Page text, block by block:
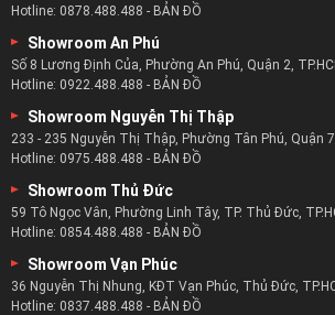
Xem Ngay:Mẫu Sofa Đơn
Xem Ngay:Mẫu Ghế Sofa Cổ Điển
Hotline: 0878.488.488 - BẢN ĐỒ
Showroom An Phú
Số 8 Lương Định Của, Phường An Phú, Quận 2,
Hotline: 0922.488.488 - BẢN ĐỒ
Showroom Nguyễn Thị Thập
233 - 235 Nguyễn Thị Thập, Phường Tân Phú, Quận
Hotline: 0975.488.488 - BẢN ĐỒ
Showroom Thủ Đức
59 Tô Ngọc Vân, Phường Linh Tây, TP. Thủ Đức,
Hotline: 0854.488.488 - BẢN ĐỒ
Showroom Vạn Phúc
36 Nguyễn Thị Nhung, KĐT Vạn Phúc, Thủ Đức,
Hotline: 0837.488.488 - BẢN ĐỒ